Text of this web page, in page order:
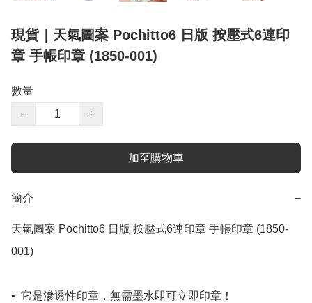
現貨｜天氣圖案 Pochitto6 日版 按壓式6連印
章 手帳印章 (1850-001)
數量
−
+
加至購物車
簡介 −
天氣圖案 Pochitto6 日版 按壓式6連印章 手帳印章 (1850-
001)
▪️  它是滲透性印章，無需墨水即可立即印章！